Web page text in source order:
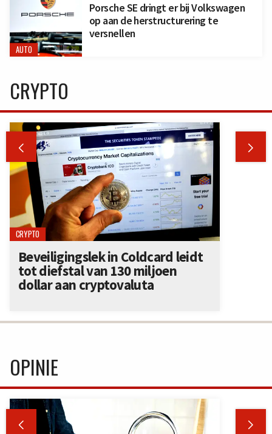
AUTO
Porsche SE dringt er bij Volkswagen
op aan de herstructurering te
versnellen
CRYPTO
 
CRYPTO
Beveiligingslek in Coldcard leidt
tot diefstal van 130 miljoen
dollar aan cryptovaluta
OPINIE
 